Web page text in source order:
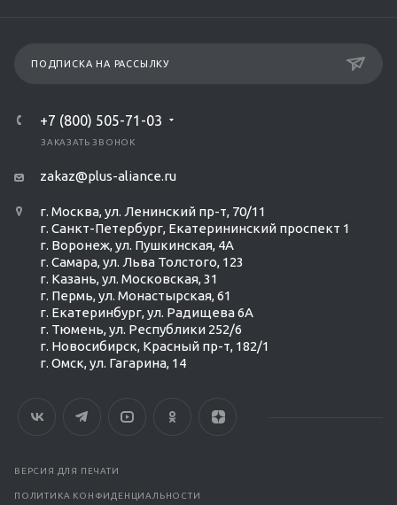
ПОДПИСКА НА РАССЫЛКУ
+7 (800) 505-71-03
ЗАКАЗАТЬ ЗВОНОК
zakaz@plus-aliance.ru
г. Москва, ул. Ленинский пр-т, 70/11
г. Санкт-Петербург, Екатерининский проспект 1
г. Воронеж, ул. Пушкинская, 4А
г. Самара, ул. Льва Толстого, 123
г. Казань, ул. Московская, 31
г. Пермь, ул. Монастырская, 61
г. Екатеринбург, ул. Радищева 6А
г. Тюмень, ул. Республики 252/6
г. Новосибирск, Красный пр-т, 182/1
г. Омск, ул. ​Гагарина, 14
ВЕРСИЯ ДЛЯ ПЕЧАТИ
ПОЛИТИКА КОНФИДЕНЦИАЛЬНОСТИ